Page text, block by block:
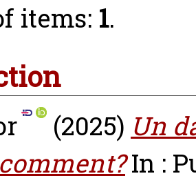
items: 1.
(2025) Un
In :